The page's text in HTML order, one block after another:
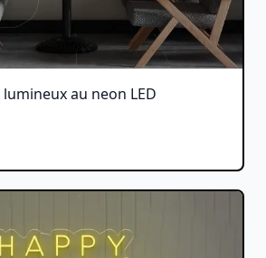
lumineux au neon LED